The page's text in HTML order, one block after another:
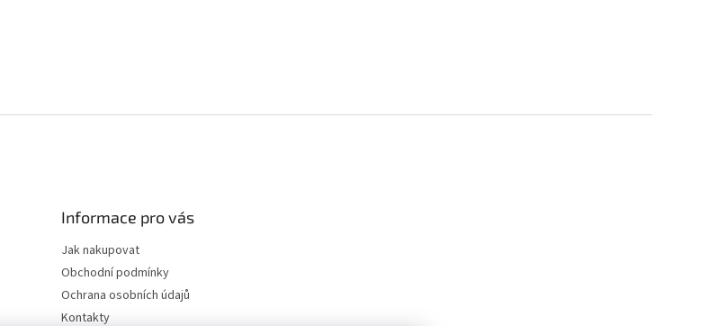
Informace pro vás
Jak nakupovat
Obchodní podmínky
Ochrana osobních údajů
Kontakty